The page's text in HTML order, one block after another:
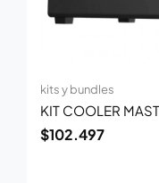
kits y bundles
KIT COOLER
$102.497